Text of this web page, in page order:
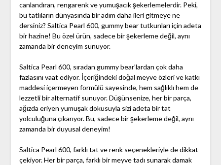
canlandıran, rengarenk ve yumuşacık şekerlemelerdir. Peki,
bu tatlıların dünyasında bir adım daha ileri gitmeye ne
dersiniz? Saltica Pearl 600, gummy bear tutkunları için adeta
bir hazine! Bu özel ürün, sadece bir şekerleme değil, aynı
zamanda bir deneyim sunuyor.
Saltica Pearl 600, sıradan gummy bear’lardan çok daha
fazlasını vaat ediyor. İçeriğindeki doğal meyve özleri ve katkı
maddesi içermeyen formülü sayesinde, hem sağlıklı hem de
lezzetli bir alternatif sunuyor. Düşünsenize, her bir parça,
ağızda eriyen yumuşak dokusuyla sizi adeta bir tat
yolculuğuna çıkarıyor. Bu, sadece bir şekerleme değil, aynı
zamanda bir duyusal deneyim!
Saltica Pearl 600, farklı tat ve renk seçenekleriyle de dikkat
çekiyor. Her bir parça, farklı bir meyve tadı sunarak damak